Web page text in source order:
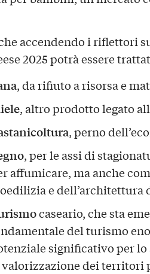
accendendo i riflettori
2025 potrà essere
, da rifiuto a risorsa e
, altro prodotto legato
, perno
, per le assi di
affumicare, ma anche
e dell’architettura
caseario, che sta
del turismo
significativo per
dei territori